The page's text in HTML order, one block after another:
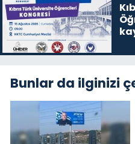
Bunlar da ilginizi